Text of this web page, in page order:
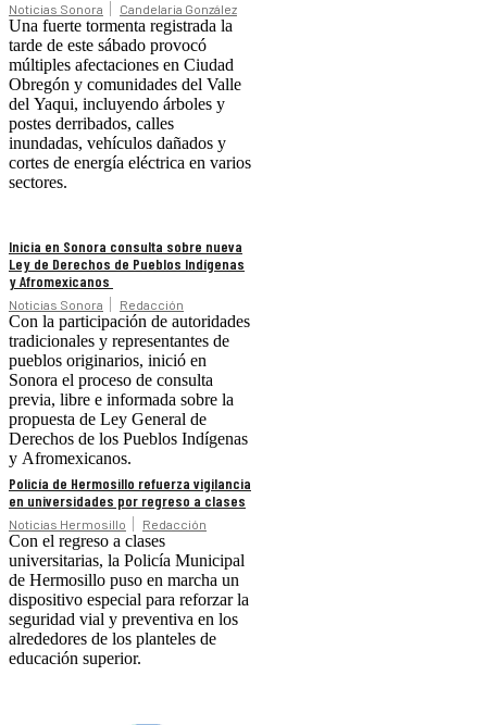
Noticias Sonora Candelaria González
Una fuerte tormenta registrada la
tarde de este sábado provocó
múltiples afectaciones en Ciudad
Obregón y comunidades del Valle
del Yaqui, incluyendo árboles y
postes derribados, calles
inundadas, vehículos dañados y
cortes de energía eléctrica en varios
sectores.
Inicia en Sonora consulta sobre nueva
Ley de Derechos de Pueblos Indígenas
y Afromexicanos
Noticias Sonora Redacción
Con la participación de autoridades
tradicionales y representantes de
pueblos originarios, inició en
Sonora el proceso de consulta
previa, libre e informada sobre la
propuesta de Ley General de
Derechos de los Pueblos Indígenas
y Afromexicanos.
Policía de Hermosillo refuerza vigilancia
en universidades por regreso a clases
Noticias Hermosillo Redacción
Con el regreso a clases
universitarias, la Policía Municipal
de Hermosillo puso en marcha un
dispositivo especial para reforzar la
seguridad vial y preventiva en los
alrededores de los planteles de
educación superior.